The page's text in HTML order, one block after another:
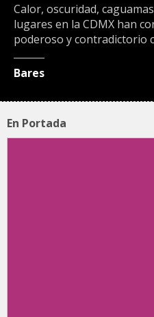
Calor, oscuridad,
lugares en la CDMX han
poderoso y contradictorio
Bares
En Portada